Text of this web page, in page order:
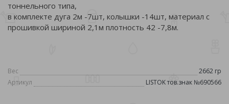
тоннельного типа,
в комплекте дуга 2м -7шт, колышки -14шт, материал с
прошивкой шириной 2,1м плотность 42 -7,8м.
Вес
2662 гр
Артикул
LISTOK тов.знак №690566